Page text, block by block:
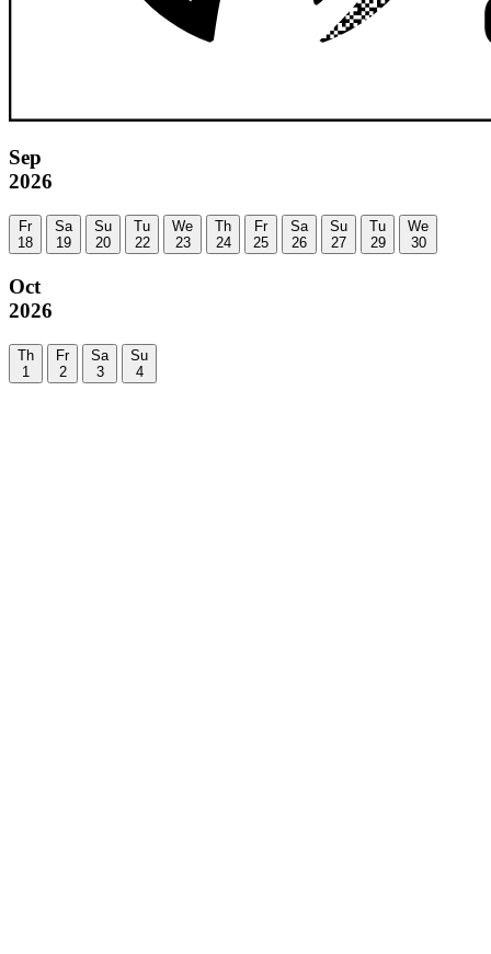
Sep
2026
Fr
18
Sa
19
Su
20
Tu
22
We
23
Th
24
Fr
25
Sa
26
Su
27
Tu
29
We
30
Oct
2026
Th
1
Fr
2
Sa
3
Su
4